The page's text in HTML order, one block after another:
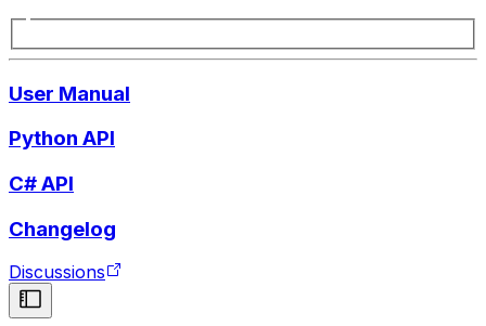
User Manual
Python API
C# API
Changelog
Discussions